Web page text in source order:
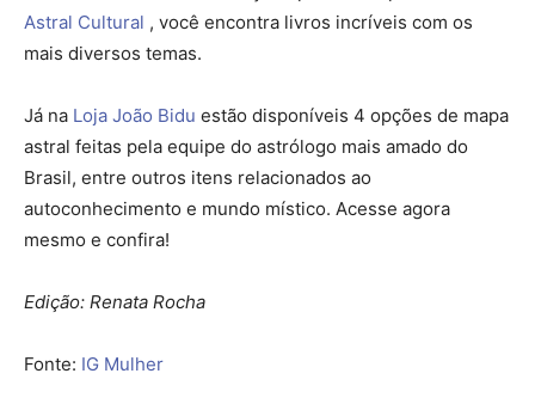
Astral Cultural , você encontra livros incríveis com os
mais diversos temas.
Já na Loja João Bidu estão disponíveis 4 opções de mapa
astral feitas pela equipe do astrólogo mais amado do
Brasil, entre outros itens relacionados ao
autoconhecimento e mundo místico. Acesse agora
mesmo e confira!
Edição: Renata Rocha
Fonte: IG Mulher